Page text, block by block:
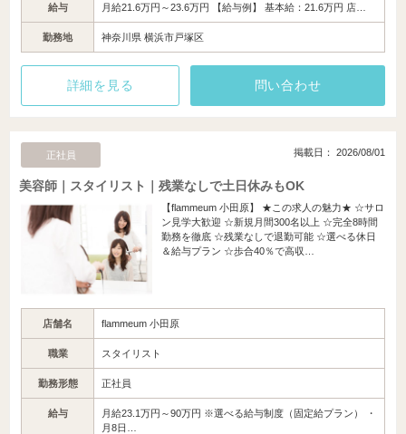
給与 月給21.6万円～23.6万円 【給与例】 基本給：21.6万円 店…
勤務地 神奈川県 横浜市戸塚区
詳細を見る 問い合わせ
正社員 掲載日： 2026/08/01
美容師｜スタイリスト｜残業なしで土日休みもOK
【flammeum 小田原】 ★この求人の魅力★ ☆サロ
ン見学大歓迎 ☆新規月間300名以上 ☆完全8時間
勤務を徹底 ☆残業なしで退勤可能 ☆選べる休日
＆給与プラン ☆歩合40％で高収…
店舗名 flammeum 小田原
職業 スタイリスト
勤務形態 正社員
給与
月給23.1万円～90万円 ※選べる給与制度（固定給プラン） ・
月8日…